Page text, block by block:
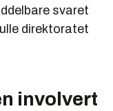
svaret
direktoratet
involvert